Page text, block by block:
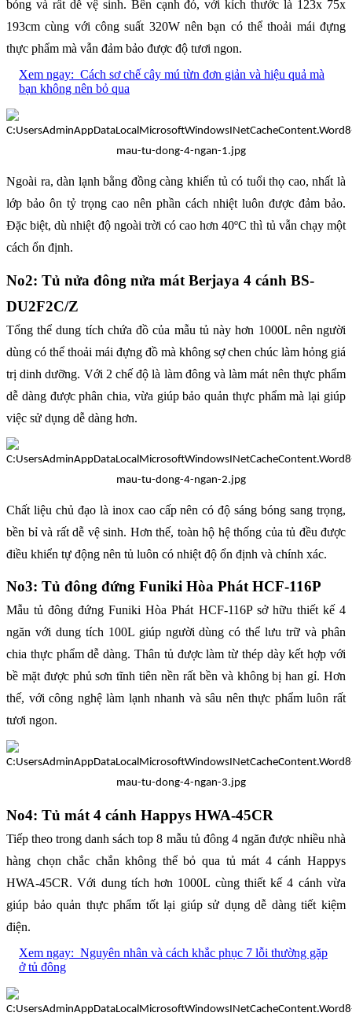
bóng và rất dễ vệ sinh. Bên cạnh đó, với kích thước là 123x 75x
193cm cùng với công suất 320W nên bạn có thể thoải mái đựng
thực phẩm mà vẫn đảm bảo được độ tươi ngon.
Xem ngay: Cách sơ chế cây mú từn đơn giản và hiệu quả mà
bạn không nên bỏ qua
Ngoài ra, dàn lạnh bằng đồng càng khiến tủ có tuổi thọ cao, nhất là
lớp bảo ôn tỷ trọng cao nên phần cách nhiệt luôn được đảm bảo.
Đặc biệt, dù nhiệt độ ngoài trời có cao hơn 40oC thì tủ vẫn chạy một
cách ổn định.
No2: Tủ nửa đông nửa mát Berjaya 4 cánh BS-
DU2F2C/Z
Tổng thể dung tích chứa đồ của mẫu tủ này hơn 1000L nên người
dùng có thể thoải mái đựng đồ mà không sợ chen chúc làm hỏng giá
trị dinh dưỡng. Với 2 chế độ là làm đông và làm mát nên thực phẩm
dễ dàng được phân chia, vừa giúp bảo quản thực phẩm mà lại giúp
việc sử dụng dễ dàng hơn.
Chất liệu chủ đạo là inox cao cấp nên có độ sáng bóng sang trọng,
bền bỉ và rất dễ vệ sinh. Hơn thế, toàn hộ hệ thống của tủ đều được
điều khiển tự động nên tủ luôn có nhiệt độ ổn định và chính xác.
No3: Tủ đông đứng Funiki Hòa Phát HCF-116P
Mẫu tủ đông đứng Funiki Hòa Phát HCF-116P sở hữu thiết kế 4
ngăn với dung tích 100L giúp người dùng có thể lưu trữ và phân
chia thực phẩm dễ dàng. Thân tủ được làm từ thép dày kết hợp với
bề mặt được phủ sơn tĩnh tiên nền rất bền và không bị han gỉ. Hơn
thế, với công nghệ làm lạnh nhanh và sâu nên thực phẩm luôn rất
tươi ngon.
No4: Tủ mát 4 cánh Happys HWA-45CR
Tiếp theo trong danh sách top 8 mẫu tủ đông 4 ngăn được nhiều nhà
hàng chọn chắc chắn không thể bỏ qua tủ mát 4 cánh Happys
HWA-45CR. Với dung tích hơn 1000L cùng thiết kế 4 cánh vừa
giúp bảo quản thực phẩm tốt lại giúp sử dụng dễ dàng tiết kiệm
điện.
Xem ngay: Nguyên nhân và cách khắc phục 7 lỗi thường gặp
ở tủ đông